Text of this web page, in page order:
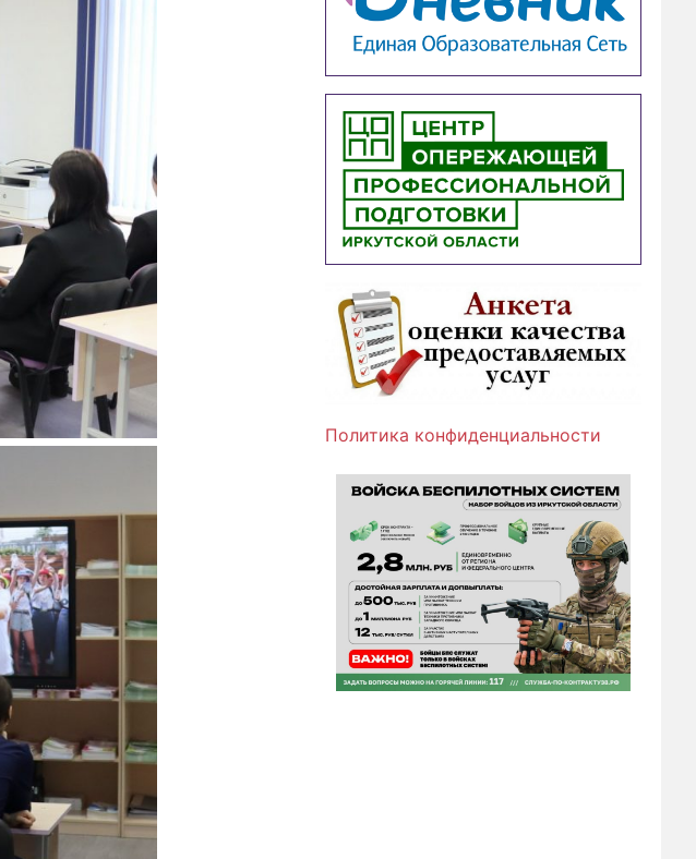
Политика конфиденциальности